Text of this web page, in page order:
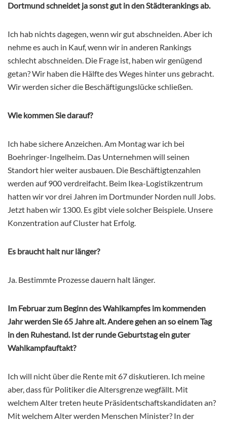
Dortmund schneidet ja sonst gut in den Städterankings ab.
Ich hab nichts dagegen, wenn wir gut abschneiden. Aber ich
nehme es auch in Kauf, wenn wir in anderen Rankings
schlecht abschneiden. Die Frage ist, haben wir genügend
getan? Wir haben die Hälfte des Weges hinter uns gebracht.
Wir werden sicher die Beschäftigungslücke schließen.
Wie kommen Sie darauf?
Ich habe sichere Anzeichen. Am Montag war ich bei
Boehringer-Ingelheim. Das Unternehmen will seinen
Standort hier weiter ausbauen. Die Beschäftigtenzahlen
werden auf 900 verdreifacht. Beim Ikea-Logistikzentrum
hatten wir vor drei Jahren im Dortmunder Norden null Jobs.
Jetzt haben wir 1300. Es gibt viele solcher Beispiele. Unsere
Konzentration auf Cluster hat Erfolg.
Es braucht halt nur länger?
Ja. Bestimmte Prozesse dauern halt länger.
Im Februar zum Beginn des Wahlkampfes im kommenden
Jahr werden Sie 65 Jahre alt. Andere gehen an so einem Tag
in den Ruhestand. Ist der runde Geburtstag ein guter
Wahlkampfauftakt?
Ich will nicht über die Rente mit 67 diskutieren. Ich meine
aber, dass für Politiker die Altersgrenze wegfällt. Mit
welchem Alter treten heute Präsidentschaftskandidaten an?
Mit welchem Alter werden Menschen Minister? In der